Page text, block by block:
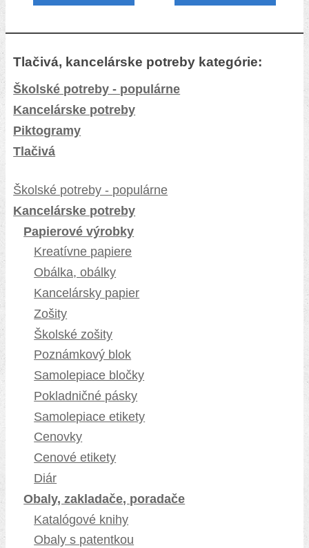
Tlačivá, kancelárske potreby kategórie:
Školské potreby - populárne
Kancelárske potreby
Piktogramy
Tlačivá
Školské potreby - populárne
Kancelárske potreby
Papierové výrobky
Kreatívne papiere
Obálka, obálky
Kancelársky papier
Zošity
Školské zošity
Poznámkový blok
Samolepiace bločky
Pokladničné pásky
Samolepiace etikety
Cenovky
Cenové etikety
Diár
Obaly, zakladače, poradače
Katalógové knihy
Obaly s patentkou